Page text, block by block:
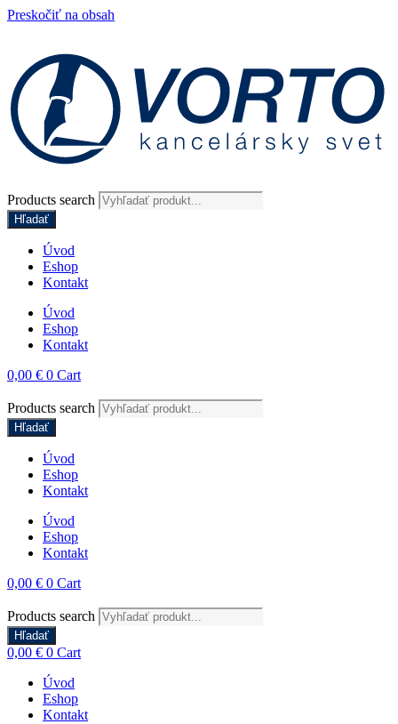
Preskočiť na obsah
Products search
Hľadať
Úvod
Eshop
Kontakt
Úvod
Eshop
Kontakt
0,00 € 0 Cart
Products search
Hľadať
Úvod
Eshop
Kontakt
Úvod
Eshop
Kontakt
0,00 € 0 Cart
Products search
Hľadať
0,00 € 0 Cart
Úvod
Eshop
Kontakt